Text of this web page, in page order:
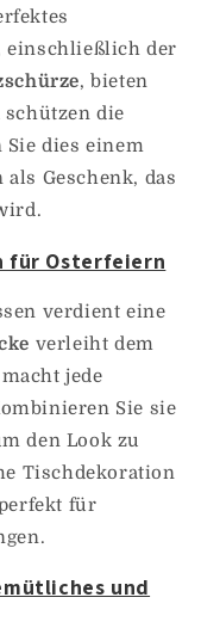
einschließlich der
, bieten
die
dies einem
Geschenk, das
für Osterfeiern
verdient eine
verleiht dem
jede
Sie sie
den Look zu
Tischdekoration
für
und